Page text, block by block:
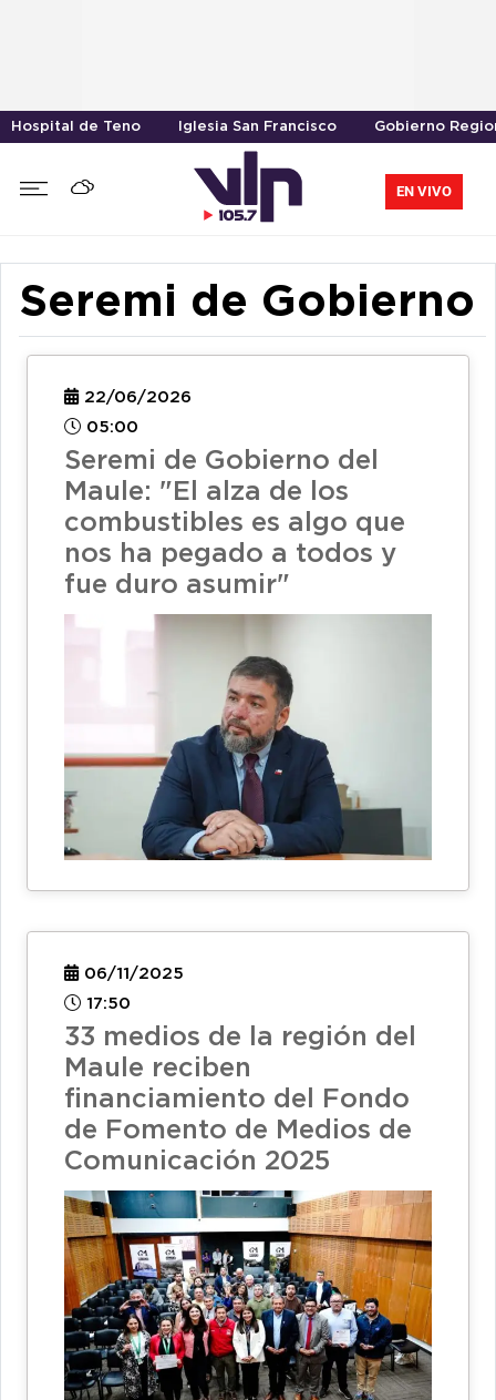
Hospital de Teno Iglesia San Francisco Gobierno
EN VIVO
Seremi de Gobierno
22/06/2026
05:00
Seremi de Gobierno del
Maule: "El alza de los
combustibles es algo que
nos ha pegado a todos y
fue duro asumir"
06/11/2025
17:50
33 medios de la región del
Maule reciben
financiamiento del Fondo
de Fomento de Medios de
Comunicación 2025